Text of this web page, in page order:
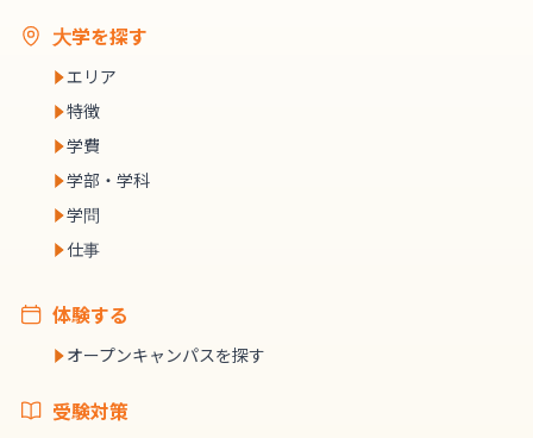
大学を探す
エリア
特徴
学費
学部・学科
学問
仕事
体験する
オープンキャンパスを探す
受験対策